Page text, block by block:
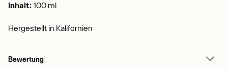
Inhalt: 100 ml
Hergestellt in Kalifornien
Bewertung